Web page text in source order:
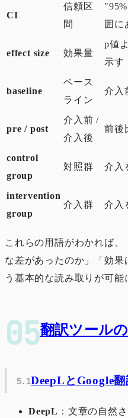
CI
信頼区
間
囲に
effect size 効果量
p値
示す
baseline
ベース
ライン
介入
pre / post
介入前 /
介入後
前後
control
group
対照群 介入
intervention
group
介入群 介入
これらの用語がわかれば
な差があったのか」「効
う基本的な読み取りが可能
翻訳ツール
DeepLとGoogle
DeepL ：文章の自然